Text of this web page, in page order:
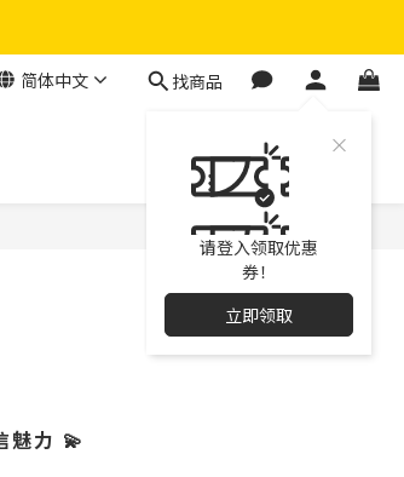
简体中文 找商品
请登入领取优惠
券！
立即领取
魅力 💫